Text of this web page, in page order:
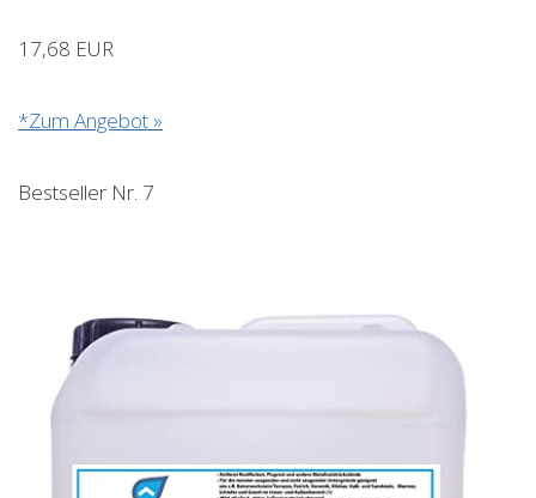
17,68 EUR
*Zum Angebot »
Bestseller Nr. 7